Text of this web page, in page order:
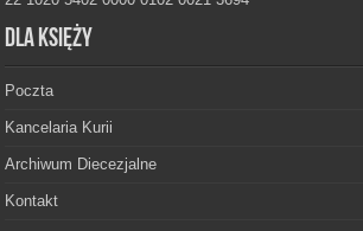
Dla księży
Poczta
Kancelaria Kurii
Archiwum Diecezjalne
Kontakt